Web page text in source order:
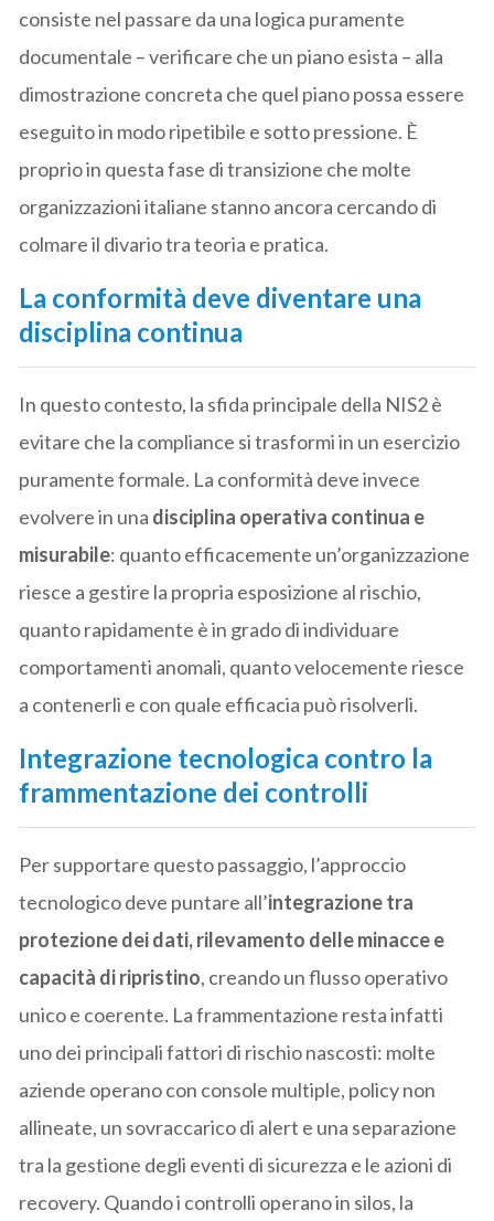
consiste nel passare da una logica puramente
documentale – verificare che un piano esista – alla
dimostrazione concreta che quel piano possa essere
eseguito in modo ripetibile e sotto pressione. È
proprio in questa fase di transizione che molte
organizzazioni italiane stanno ancora cercando di
colmare il divario tra teoria e pratica.
La conformità deve diventare una
disciplina continua
In questo contesto, la sfida principale della NIS2 è
evitare che la compliance si trasformi in un esercizio
puramente formale. La conformità deve invece
evolvere in una disciplina operativa continua e
misurabile: quanto efficacemente un’organizzazione
riesce a gestire la propria esposizione al rischio,
quanto rapidamente è in grado di individuare
comportamenti anomali, quanto velocemente riesce
a contenerli e con quale efficacia può risolverli.
Integrazione tecnologica contro la
frammentazione dei controlli
Per supportare questo passaggio, l’approccio
tecnologico deve puntare all’integrazione tra
protezione dei dati, rilevamento delle minacce e
capacità di ripristino, creando un flusso operativo
unico e coerente. La frammentazione resta infatti
uno dei principali fattori di rischio nascosti: molte
aziende operano con console multiple, policy non
allineate, un sovraccarico di alert e una separazione
tra la gestione degli eventi di sicurezza e le azioni di
recovery. Quando i controlli operano in silos, la